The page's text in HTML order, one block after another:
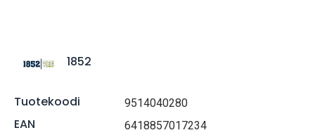
1852
Tuotekoodi 9514040280
EAN 6418857017234